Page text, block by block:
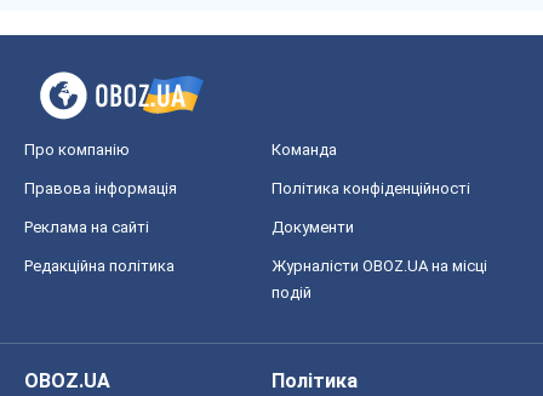
Про компанію Команда
Правова інформація Політика конфіденційності
Реклама на сайті Документи
Редакційна політика
Журналісти OBOZ.UA на місці
подій
OBOZ.UA
Політика